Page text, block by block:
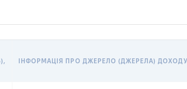
ІНФОРМАЦІЯ ПРО ДЖЕРЕЛО (ДЖЕРЕЛА) ДОХОДУ